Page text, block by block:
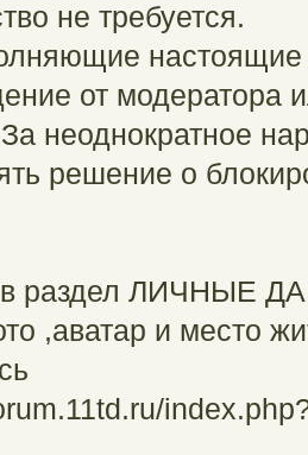
не требуется.
настоящие
от модератора
неоднократное
решение о
в раздел ЛИЧНЫЕ
,аватар и место